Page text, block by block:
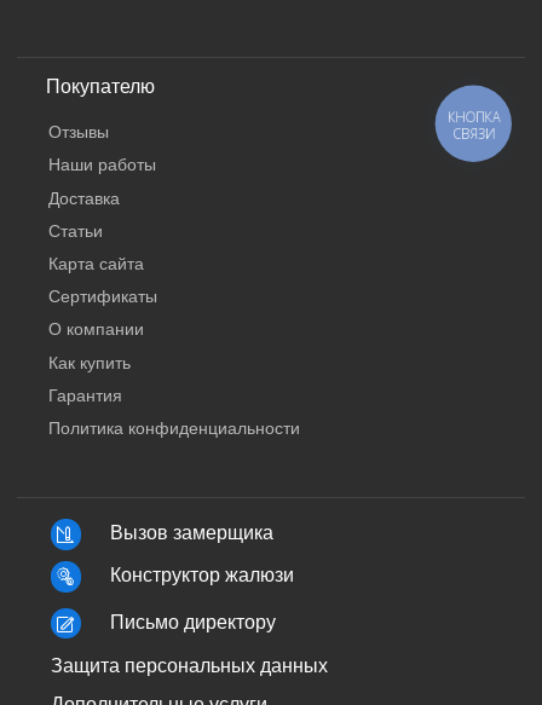
Покупателю
Отзывы
Наши работы
Доставка
Статьи
Карта сайта
Сертификаты
О компании
Как купить
Гарантия
Политика конфиденциальности
Вызов замерщика
Конструктор жалюзи
Письмо директору
Защита персональных данных
КНОПКА
СВЯЗИ